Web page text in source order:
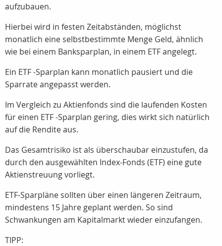
aufzubauen.
Hierbei wird in festen Zeitabständen, möglichst
monatlich eine selbstbestimmte Menge Geld, ähnlich
wie bei einem Banksparplan, in einem ETF angelegt.
Ein ETF -Sparplan kann monatlich pausiert und die
Sparrate angepasst werden.
Im Vergleich zu Aktienfonds sind die laufenden Kosten
für einen ETF -Sparplan gering, dies wirkt sich natürlich
auf die Rendite aus.
Das Gesamtrisiko ist als überschaubar einzustufen, da
durch den ausgewählten Index-Fonds (ETF) eine gute
Aktienstreuung vorliegt.
ETF-Sparpläne sollten über einen längeren Zeitraum,
mindestens 15 Jahre geplant werden. So sind
Schwankungen am Kapitalmarkt wieder einzufangen.
TIPP: